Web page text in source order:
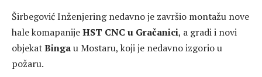
Širbegović Inženjering nedavno je završio montažu nove
hale komapanijeHST CNC u Gračanici, a gradi i novi
objekatBingau Mostaru, koji je nedavno izgorio u
požaru.